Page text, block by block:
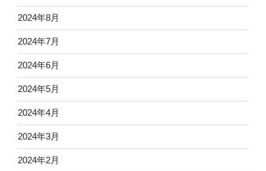
2024年8月
2024年7月
2024年6月
2024年5月
2024年4月
2024年3月
2024年2月